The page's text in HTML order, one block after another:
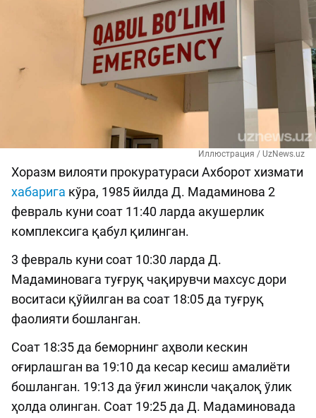
Иллюстрация / UzNews.uz
Хоразм вилояти прокуратураси Ахборот хизмати
хабарига кўра, 1985 йилда Д. Мадаминова 2
февраль куни соат 11:40 ларда акушерлик
комплексига қабул қилинган.
3 февраль куни соат 10:30 ларда Д.
Мадаминовага туғруқ чақирувчи махсус дори
воситаси қўйилган ва соат 18:05 да туғруқ
фаолияти бошланган.
Соат 18:35 да беморнинг аҳволи кескин
оғирлашган ва 19:10 да кесар кесиш амалиёти
бошланган. 19:13 да ўғил жинсли чақалоқ ўлик
ҳолда олинган. Соат 19:25 да Д. Мадаминовада